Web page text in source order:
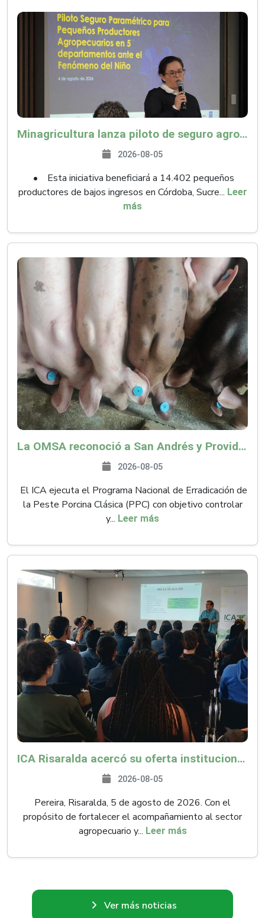
Minagricultura lanza piloto de seguro agropecuario por $9.625 millones para proteger a más de 14.000 pequeños productores contra riesgos del Fenómeno de El Niño
2026-08-05
• Esta iniciativa beneficiará a 14.402 pequeños
productores de bajos ingresos en Córdoba, Sucre... Leer
más
La OMSA reconoció a San Andrés y Providencia como zona libre de Peste Porcina Clásica (PPC)
2026-08-05
El ICA ejecuta el Programa Nacional de Erradicación de
la Peste Porcina Clásica (PPC) con objetivo controlar
y... Leer más
ICA Risaralda acercó su oferta institucional a productores y emprendedores en Expocamello
2026-08-05
Pereira, Risaralda, 5 de agosto de 2026. Con el
propósito de fortalecer el acompañamiento al sector
agropecuario y... Leer más
Ver más noticias